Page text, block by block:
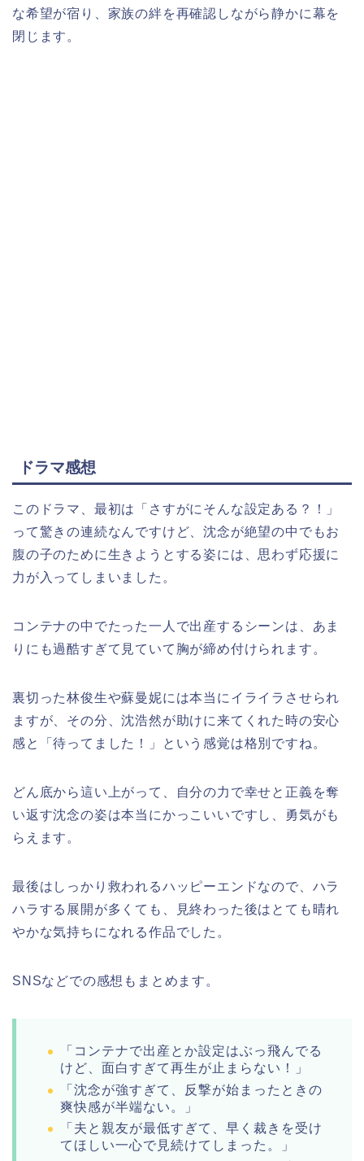
な希望が宿り、家族の絆を再確認しながら静かに幕を
閉じます。
ドラマ感想
このドラマ、最初は「さすがにそんな設定ある？！」
って驚きの連続なんですけど、沈念が絶望の中でもお
腹の子のために生きようとする姿には、思わず応援に
力が入ってしまいました。
コンテナの中でたった一人で出産するシーンは、あま
りにも過酷すぎて見ていて胸が締め付けられます。
裏切った林俊生や蘇曼妮には本当にイライラさせられ
ますが、その分、沈浩然が助けに来てくれた時の安心
感と「待ってました！」という感覚は格別ですね。
どん底から這い上がって、自分の力で幸せと正義を奪
い返す沈念の姿は本当にかっこいいですし、勇気がも
らえます。
最後はしっかり救われるハッピーエンドなので、ハラ
ハラする展開が多くても、見終わった後はとても晴れ
やかな気持ちになれる作品でした。
SNSなどでの感想もまとめます。
「コンテナで出産とか設定はぶっ飛んでる
けど、面白すぎて再生が止まらない！」
「沈念が強すぎて、反撃が始まったときの
爽快感が半端ない。」
「夫と親友が最低すぎて、早く裁きを受け
てほしい一心で見続けてしまった。」